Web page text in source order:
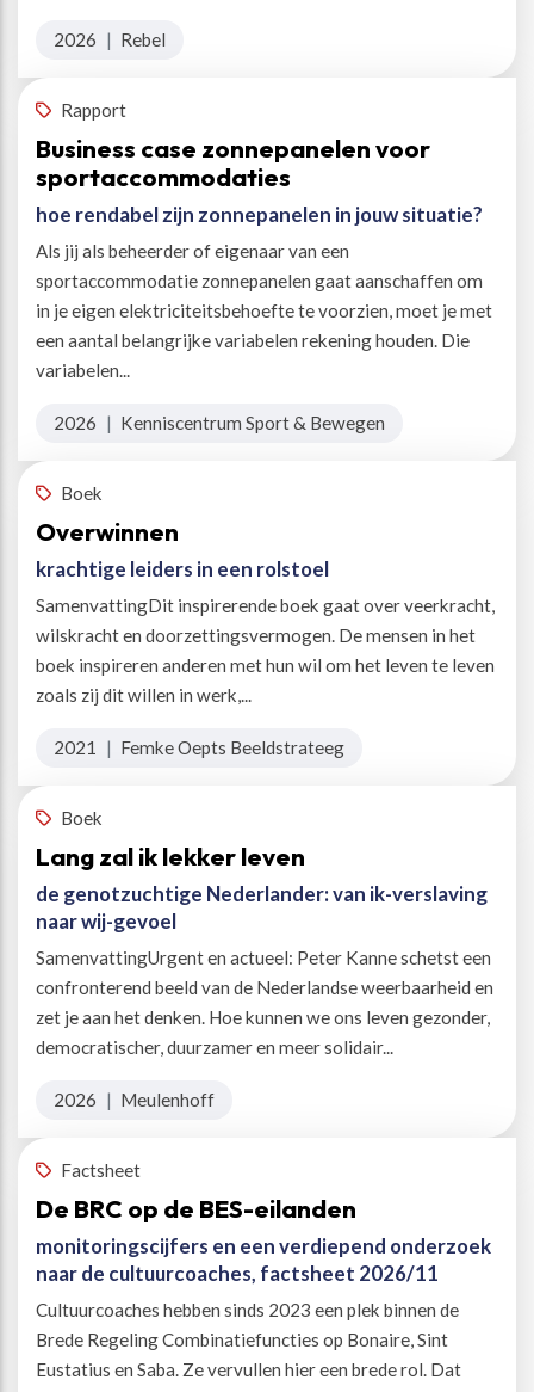
2026 | Rebel
Rapport
Business case zonnepanelen voor
sportaccommodaties
hoe rendabel zijn zonnepanelen in jouw situatie?
Als jij als beheerder of eigenaar van een
sportaccommodatie zonnepanelen gaat aanschaffen om
in je eigen elektriciteitsbehoefte te voorzien, moet je met
een aantal belangrijke variabelen rekening houden. Die
variabelen...
2026 | Kenniscentrum Sport & Bewegen
Boek
Overwinnen
krachtige leiders in een rolstoel
SamenvattingDit inspirerende boek gaat over veerkracht,
wilskracht en doorzettingsvermogen. De mensen in het
boek inspireren anderen met hun wil om het leven te leven
zoals zij dit willen in werk,...
2021 | Femke Oepts Beeldstrateeg
Boek
Lang zal ik lekker leven
de genotzuchtige Nederlander: van ik-verslaving
naar wij-gevoel
SamenvattingUrgent en actueel: Peter Kanne schetst een
confronterend beeld van de Nederlandse weerbaarheid en
zet je aan het denken. Hoe kunnen we ons leven gezonder,
democratischer, duurzamer en meer solidair...
2026 | Meulenhoff
Factsheet
De BRC op de BES-eilanden
monitoringscijfers en een verdiepend onderzoek
naar de cultuurcoaches, factsheet 2026/11
Cultuurcoaches hebben sinds 2023 een plek binnen de
Brede Regeling Combinatiefuncties op Bonaire, Sint
Eustatius en Saba. Ze vervullen hier een brede rol. Dat